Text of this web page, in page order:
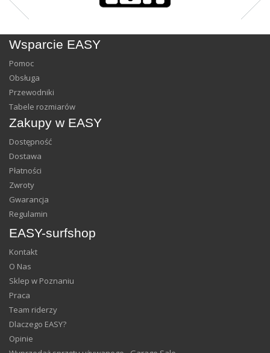
Wsparcie EASY
Pomoc
Obsługa
Przewodniki
Tabele rozmiarów
Zakupy w EASY
Dostępność
Dostawa
Płatności
Zwroty
Gwarancja
Regulamin
EASY-surfshop
Kontakt
O Nas
Sklep w Poznaniu
Praca
Team riderzy
Dlaczego EASY?
Opinie